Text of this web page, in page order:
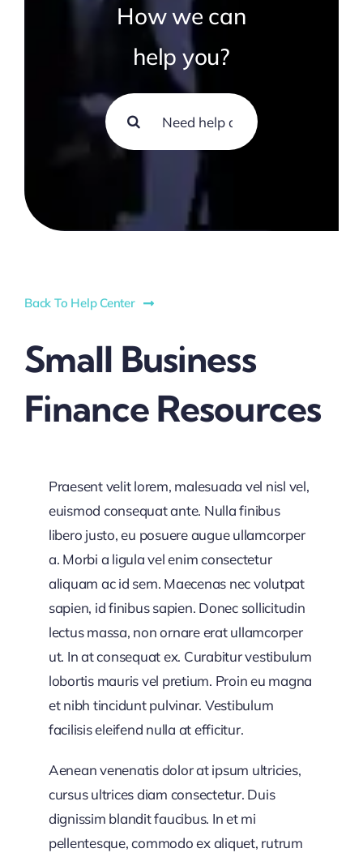
How we can
help you?
Search
for:
Back To Help Center
Small Business
Finance Resources
Praesent velit lorem, malesuada vel nisl vel,
euismod consequat ante. Nulla finibus
libero justo, eu posuere augue ullamcorper
a. Morbi a ligula vel enim consectetur
aliquam ac id sem. Maecenas nec volutpat
sapien, id finibus sapien. Donec sollicitudin
lectus massa, non ornare erat ullamcorper
ut. In at consequat ex. Curabitur vestibulum
lobortis mauris vel pretium. Proin eu magna
et nibh tincidunt pulvinar. Vestibulum
facilisis eleifend nulla at efficitur.
Aenean venenatis dolor at ipsum ultricies,
cursus ultrices diam consectetur. Duis
dignissim blandit faucibus. In et mi
pellentesque, commodo ex aliquet, rutrum